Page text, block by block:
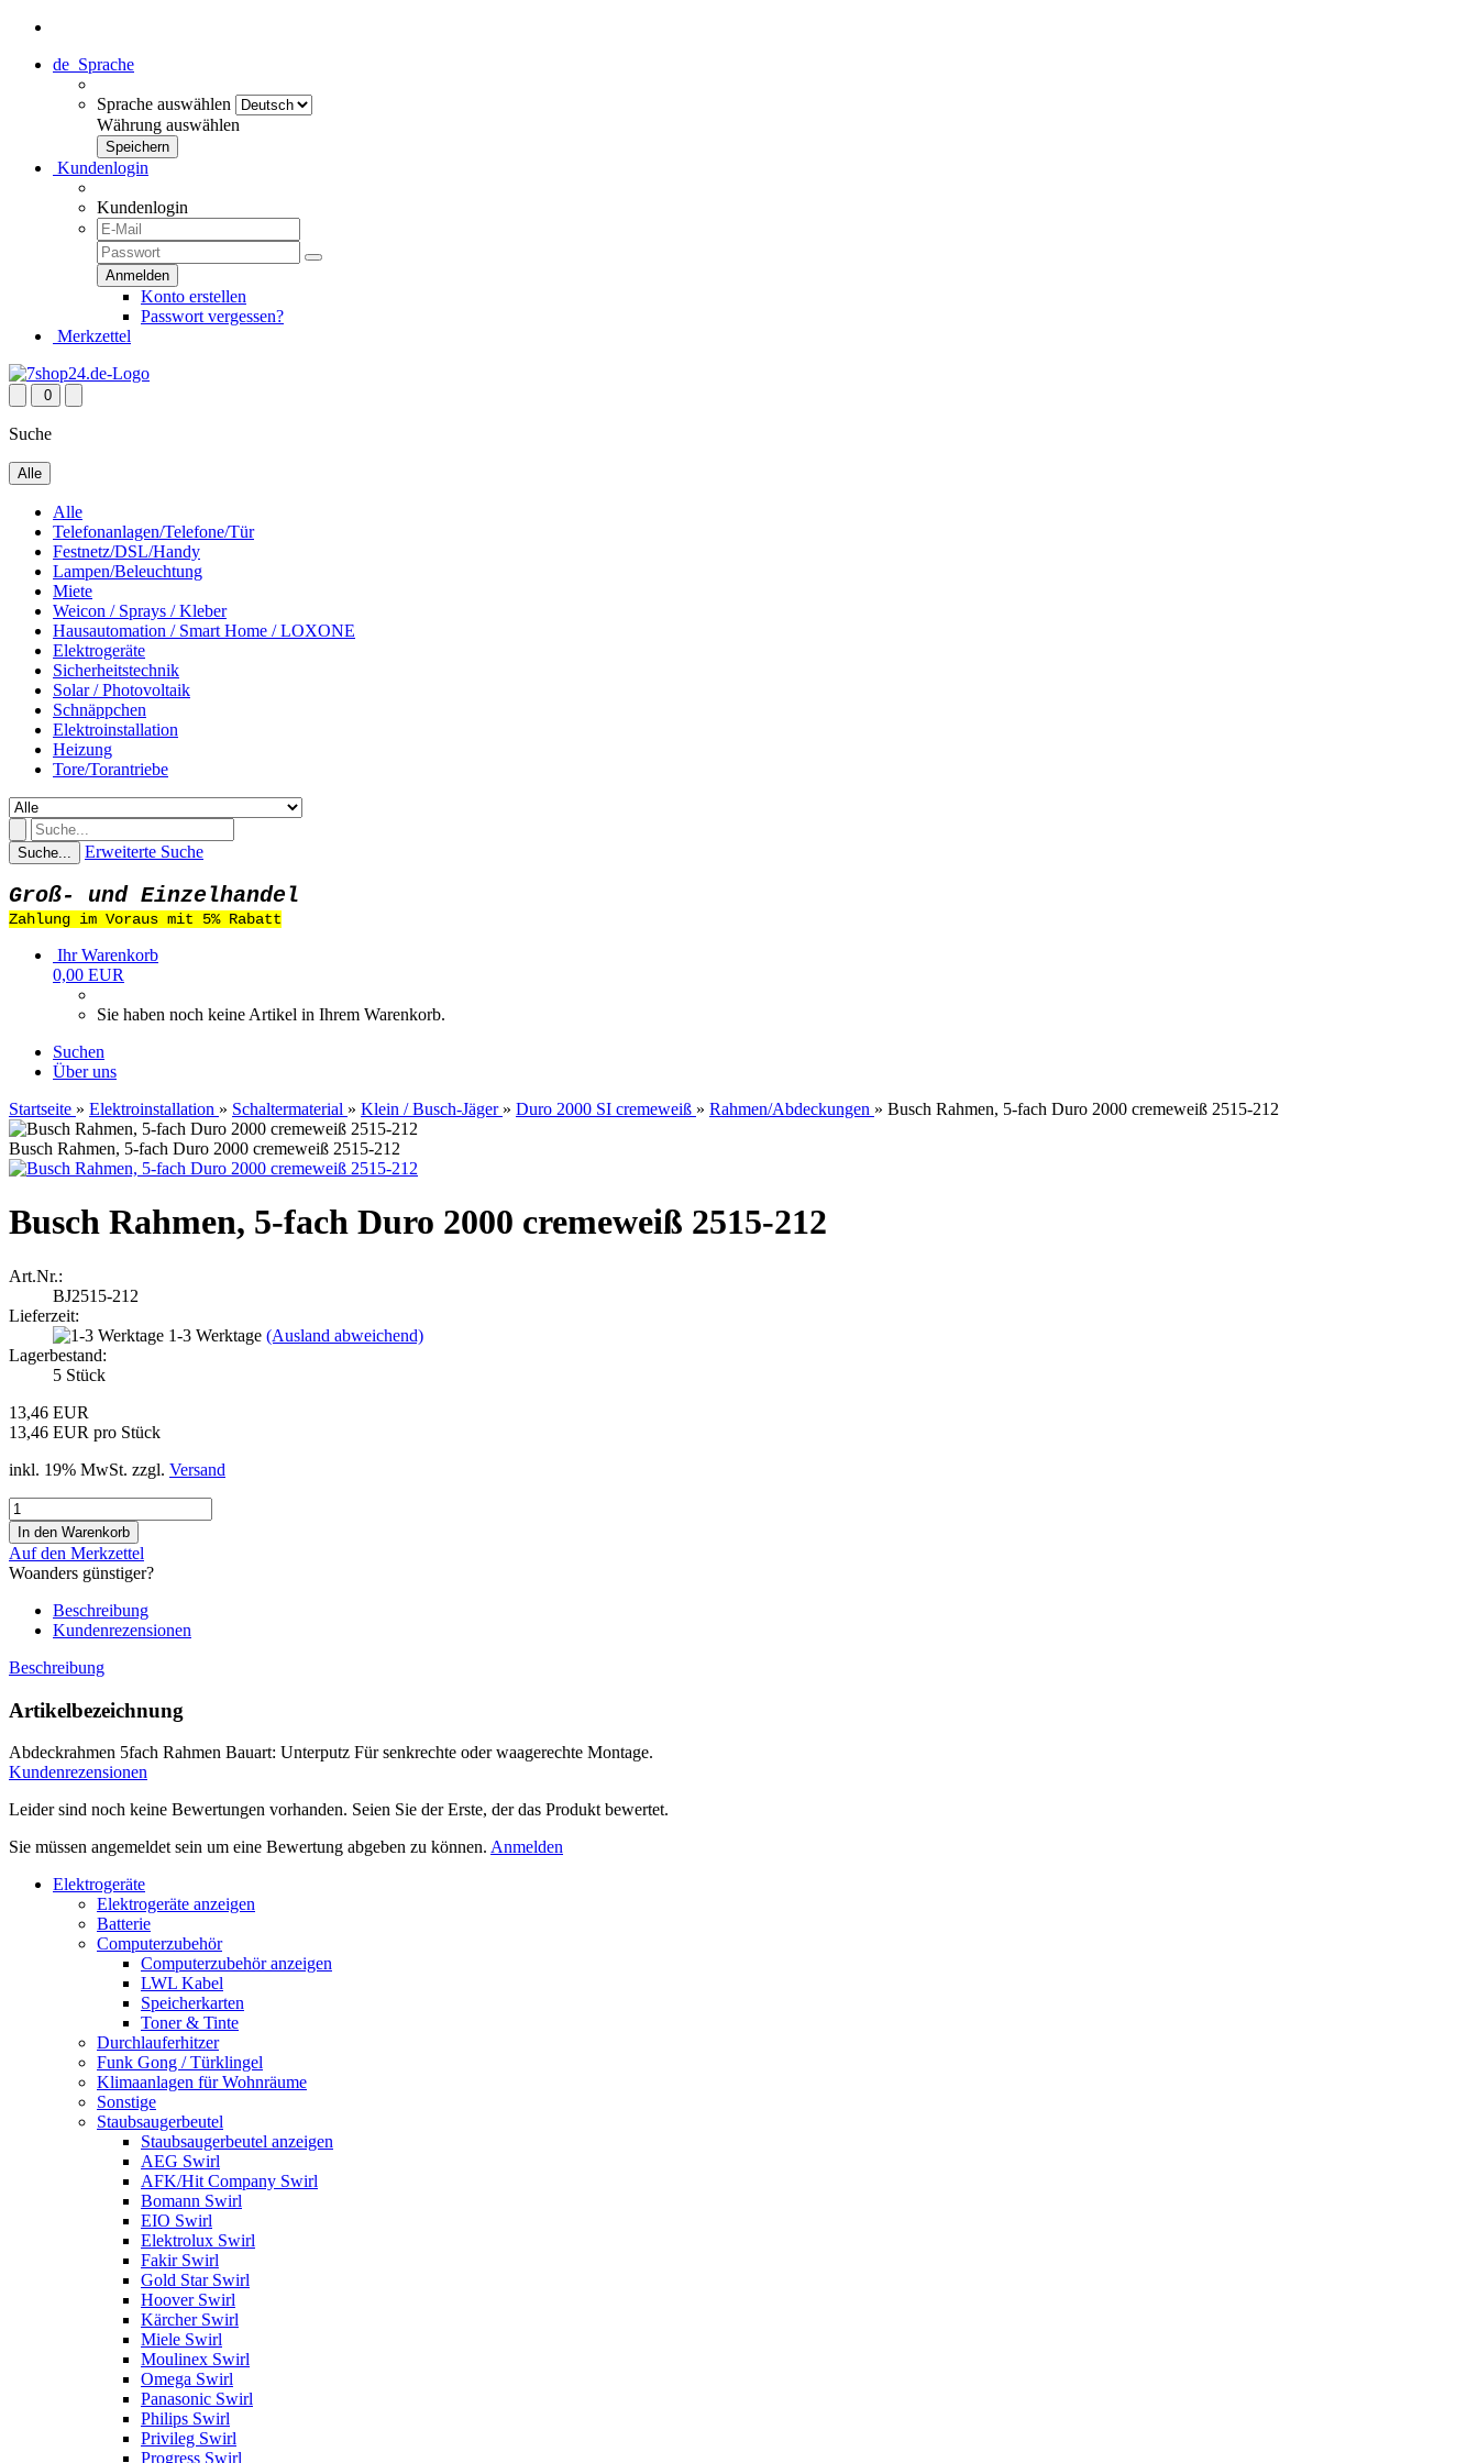
de Sprache
Sprache auswählen
Währung auswählen
Kundenlogin
Kundenlogin
Konto erstellen
Passwort vergessen?
Merkzettel
0
Suche
Alle
Alle
Telefonanlagen/Telefone/Tür
Festnetz/DSL/Handy
Lampen/Beleuchtung
Miete
Weicon / Sprays / Kleber
Hausautomation / Smart Home / LOXONE
Elektrogeräte
Sicherheitstechnik
Solar / Photovoltaik
Schnäppchen
Elektroinstallation
Heizung
Tore/Torantriebe
Suche... Erweiterte Suche
Groß- und Einzelhandel
Zahlung im Voraus mit 5% Rabatt
Ihr Warenkorb
0,00 EUR
Sie haben noch keine Artikel in Ihrem Warenkorb.
Suchen
Über uns
Startseite » Elektroinstallation » Schaltermaterial » Klein / Busch-Jäger » Duro 2000 SI cremeweiß » Rahmen/Abdeckungen » Busch Rahmen, 5-fach Duro 2000 cremeweiß 2515-212
Busch Rahmen, 5-fach Duro 2000 cremeweiß 2515-212
Busch Rahmen, 5-fach Duro 2000 cremeweiß 2515-212
Art.Nr.:
BJ2515-212
Lieferzeit:
1-3 Werktage (Ausland abweichend)
Lagerbestand:
5 Stück
13,46 EUR
13,46 EUR pro Stück
inkl. 19% MwSt. zzgl. Versand
Auf den Merkzettel
Woanders günstiger?
Beschreibung
Kundenrezensionen
Beschreibung
Artikelbezeichnung
Abdeckrahmen 5fach Rahmen Bauart: Unterputz Für senkrechte oder waagerechte Montage.
Kundenrezensionen
Leider sind noch keine Bewertungen vorhanden. Seien Sie der Erste, der das Produkt bewertet.
Sie müssen angemeldet sein um eine Bewertung abgeben zu können. Anmelden
Elektrogeräte
Elektrogeräte anzeigen
Batterie
Computerzubehör
Computerzubehör anzeigen
LWL Kabel
Speicherkarten
Toner & Tinte
Durchlauferhitzer
Funk Gong / Türklingel
Klimaanlagen für Wohnräume
Sonstige
Staubsaugerbeutel
Staubsaugerbeutel anzeigen
AEG Swirl
AFK/Hit Company Swirl
Bomann Swirl
EIO Swirl
Elektrolux Swirl
Fakir Swirl
Gold Star Swirl
Hoover Swirl
Kärcher Swirl
Miele Swirl
Moulinex Swirl
Omega Swirl
Panasonic Swirl
Philips Swirl
Privileg Swirl
Progress Swirl